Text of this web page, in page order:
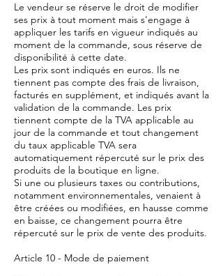
Le vendeur se réserve le droit de modifier
ses prix à tout moment mais s'engage à
appliquer les tarifs en vigueur indiqués au
moment de la commande, sous réserve de
disponibilité à cette date.
Les prix sont indiqués en euros. Ils ne
tiennent pas compte des frais de livraison,
facturés en supplément, et indiqués avant la
validation de la commande. Les prix
tiennent compte de la TVA applicable au
jour de la commande et tout changement
du taux applicable TVA sera
automatiquement répercuté sur le prix des
produits de la boutique en ligne.
Si une ou plusieurs taxes ou contributions,
notamment environnementales, venaient à
être créées ou modifiées, en hausse comme
en baisse, ce changement pourra être
répercuté sur le prix de vente des produits.
Article 10 - Mode de paiement